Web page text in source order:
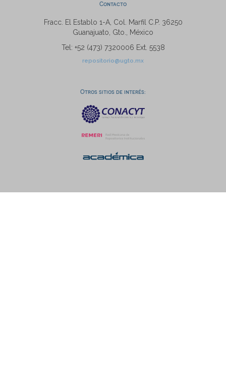
Contacto
Fracc. El Establo 1-A, Col. Marfil C.P. 36250
Guanajuato, Gto., México
Tel: +52 (473) 7320006 Ext. 5538
repositorio@ugto.mx
Otros sitios de interés: